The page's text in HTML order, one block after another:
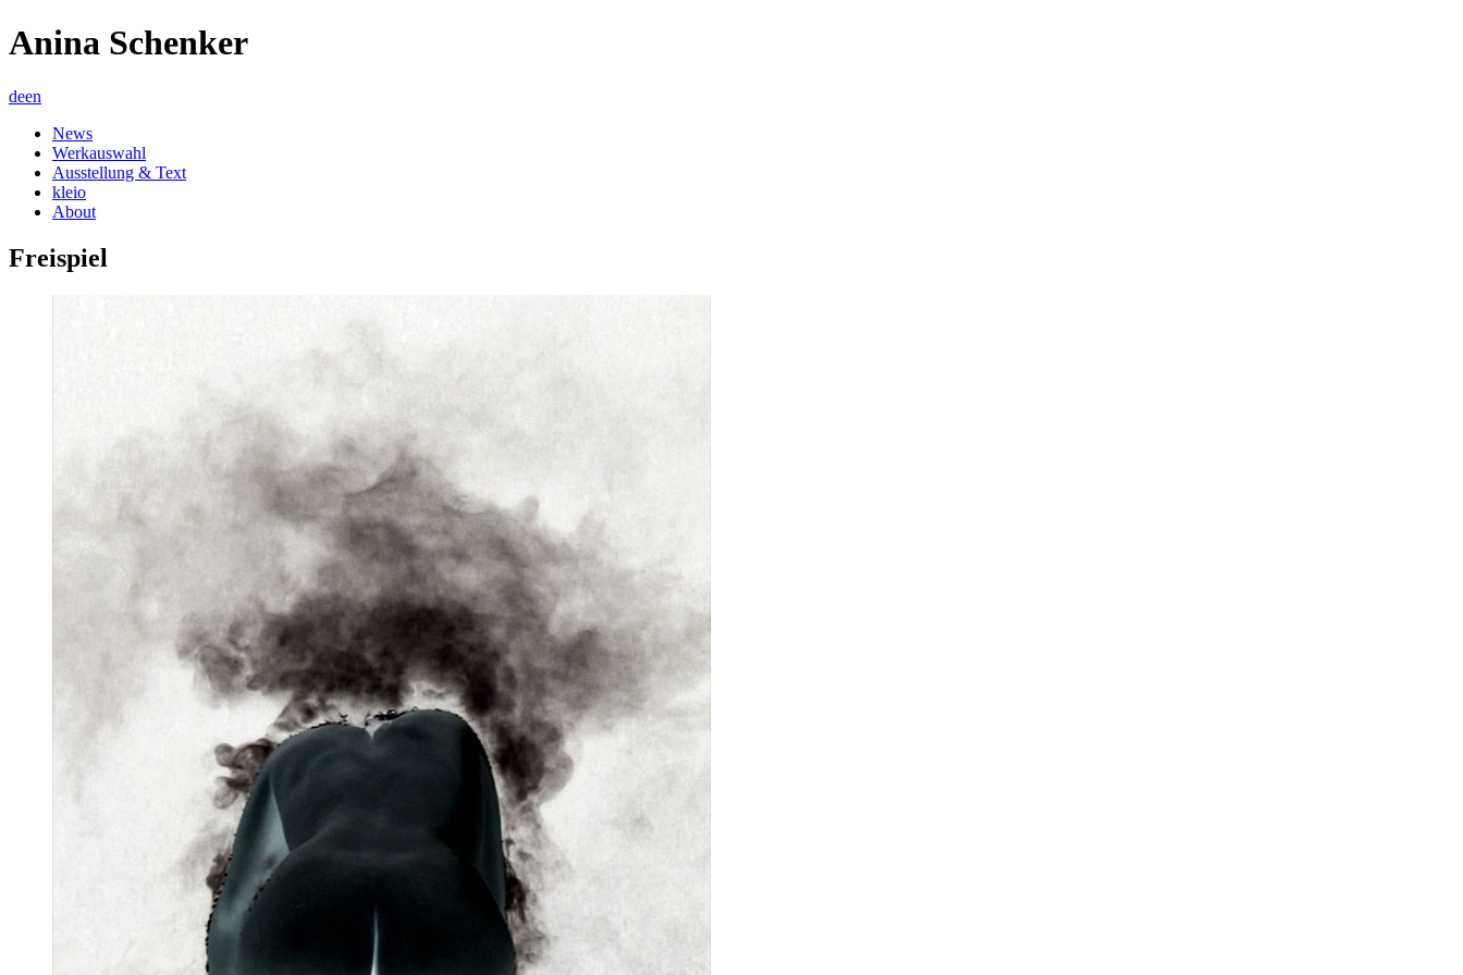
Anina Schenker
deen
News
Werkauswahl
Ausstellung & Text
kleio
About
Freispiel